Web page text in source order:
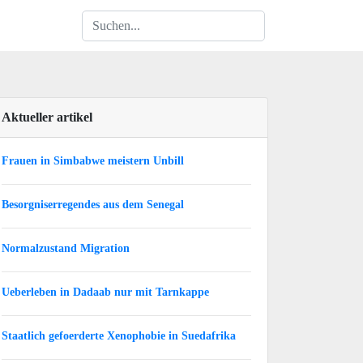
Aktueller artikel
Frauen in Simbabwe meistern Unbill
Besorgniserregendes aus dem Senegal
Normalzustand Migration
Ueberleben in Dadaab nur mit Tarnkappe
Staatlich gefoerderte Xenophobie in Suedafrika